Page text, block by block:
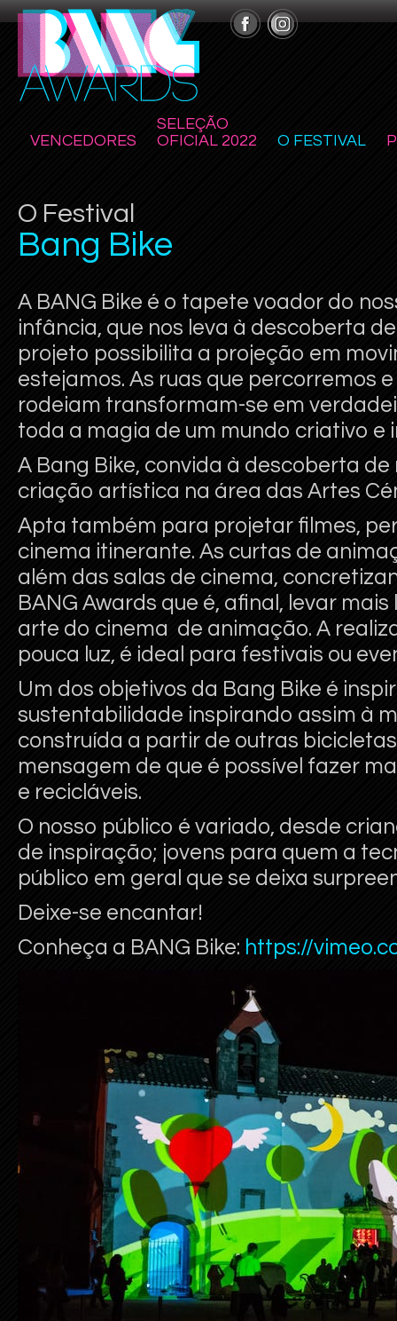
VENCEDORES
SELEÇÃO
OFICIAL 2022
O FESTIVAL
O Festival
Bang Bike
A BANG Bike é o tapete voador do
infância, que nos leva à descoberta
projeto possibilita a projeção em
estejamos. As ruas que percorremos
rodeiam transformam-se em
toda a magia de um mundo criativo e
A Bang Bike, convida à descoberta
criação artística na área das Artes
Apta também para projetar filmes,
cinema itinerante. As curtas de
além das salas de cinema,
BANG Awards que é, afinal, levar
arte do cinema de animação. A
pouca luz, é ideal para festivais ou
Um dos objetivos da Bang Bike é
sustentabilidade inspirando assim à
construída a partir de outras
mensagem de que é possível fazer
e recicláveis.
O nosso público é variado, desde
de inspiração; jovens para quem a
público em geral que se deixa
Deixe-se encantar!
Conheça a BANG Bike: https://